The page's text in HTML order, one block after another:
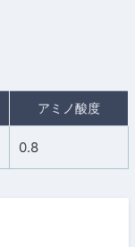
アミノ酸度
0.8